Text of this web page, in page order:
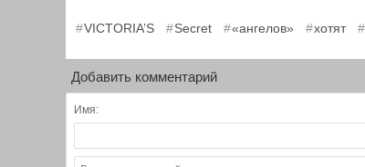
VICTORIA’S Secret «ангелов» хотят
Добавить комментарий
Имя: